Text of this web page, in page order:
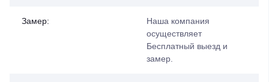
Замер:
Наша компания
осуществляет
Бесплатный выезд и
замер.